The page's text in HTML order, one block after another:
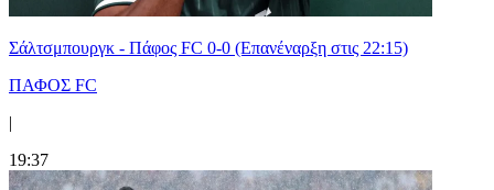
Σάλτσμπουργκ - Πάφος FC 0-0 (Επανέναρξη στις 22:15)
ΠΑΦΟΣ FC
|
19:37